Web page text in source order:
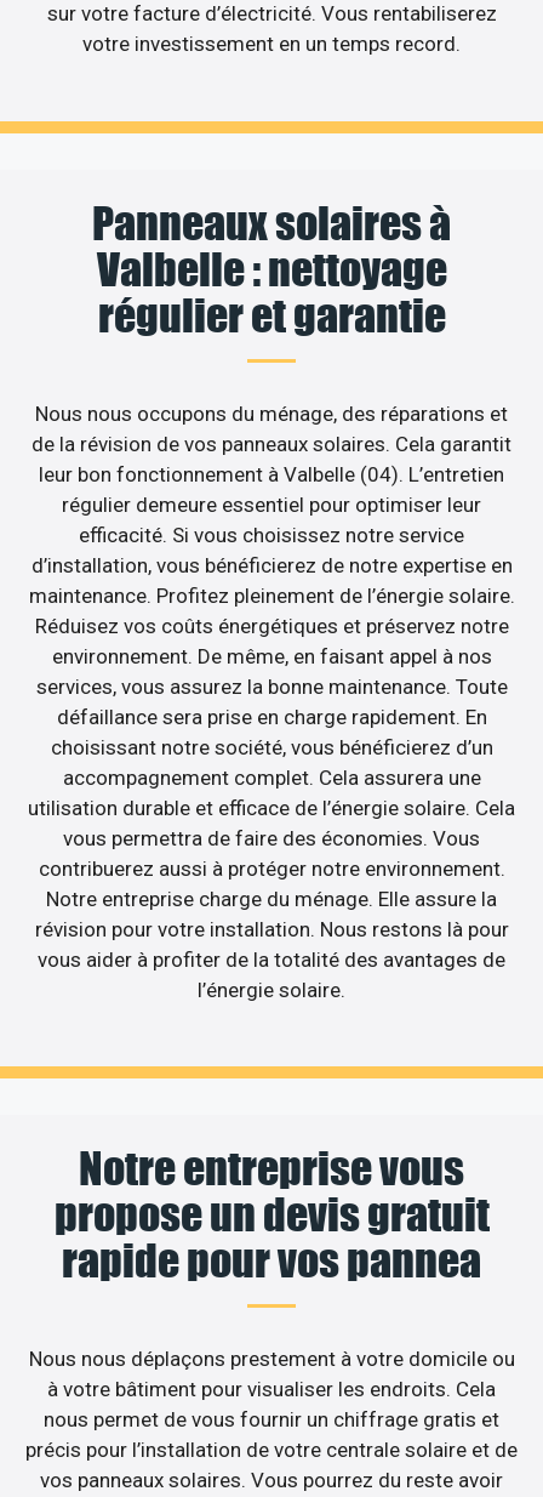
sur votre facture d’électricité. Vous rentabiliserez
votre investissement en un temps record.
Panneaux solaires à
Valbelle : nettoyage
régulier et garantie
Nous nous occupons du ménage, des réparations et
de la révision de vos panneaux solaires. Cela garantit
leur bon fonctionnement à Valbelle (04). L’entretien
régulier demeure essentiel pour optimiser leur
efficacité. Si vous choisissez notre service
d’installation, vous bénéficierez de notre expertise en
maintenance. Profitez pleinement de l’énergie solaire.
Réduisez vos coûts énergétiques et préservez notre
environnement. De même, en faisant appel à nos
services, vous assurez la bonne maintenance. Toute
défaillance sera prise en charge rapidement. En
choisissant notre société, vous bénéficierez d’un
accompagnement complet. Cela assurera une
utilisation durable et efficace de l’énergie solaire. Cela
vous permettra de faire des économies. Vous
contribuerez aussi à protéger notre environnement.
Notre entreprise charge du ménage. Elle assure la
révision pour votre installation. Nous restons là pour
vous aider à profiter de la totalité des avantages de
l’énergie solaire.
Notre entreprise vous
propose un devis gratuit
rapide pour vos pannea
Nous nous déplaçons prestement à votre domicile ou
à votre bâtiment pour visualiser les endroits. Cela
nous permet de vous fournir un chiffrage gratis et
précis pour l’installation de votre centrale solaire et de
vos panneaux solaires. Vous pourrez du reste avoir